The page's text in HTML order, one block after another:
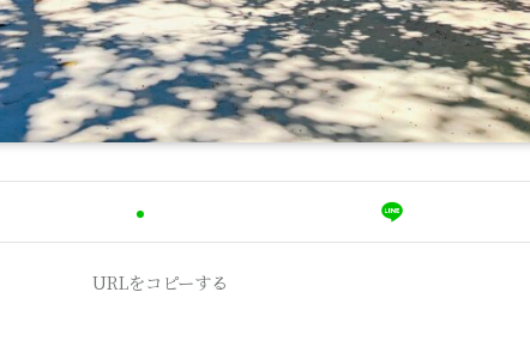
URLをコピーする